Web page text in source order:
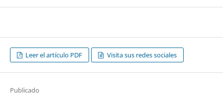
Leer el artículo PDF Visita sus redes sociales
Publicado